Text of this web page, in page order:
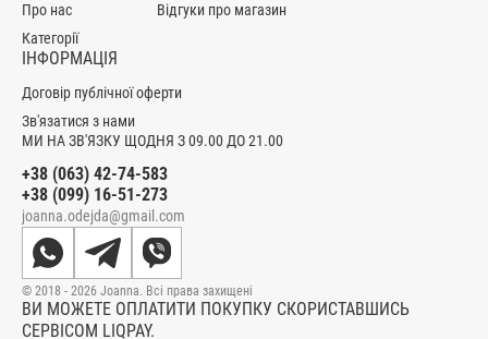
МИ НА ЗВ'ЯЗКУ ЩОДНЯ З 09.00 ДО 21.00
+38 (063) 42-74-583
+38 (099) 16-51-273
joanna.odejda@gmail.com
Про нас
Категорії
Відгуки про магазин
ІНФОРМАЦІЯ
Договір публічної оферти
Зв'язатися з нами
ВИ МОЖЕТЕ ОПЛАТИТИ ПОКУПКУ СКОРИСТАВШИСЬ
СЕРВІСОМ LIQPAY.
© 2018 - 2026 Joanna. Всі права захищені